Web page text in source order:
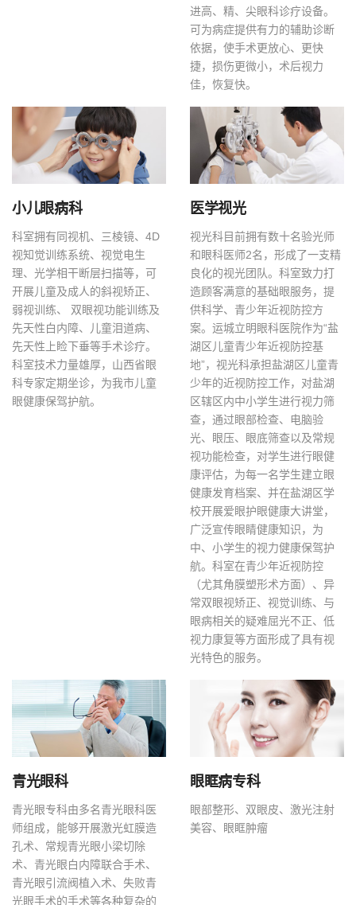
进高、精、尖眼科诊疗设备。
可为病症提供有力的辅助诊断
依据，使手术更放心、更快
捷，损伤更微小，术后视力
佳，恢复快。
小儿眼病科
科室拥有同视机、三棱镜、4D
视知觉训练系统、视觉电生
理、光学相干断层扫描等，可
开展儿童及成人的斜视矫正、
弱视训练、 双眼视功能训练及
先天性白内障、儿童泪道病、
先天性上睑下垂等手术诊疗。
科室技术力量雄厚，山西省眼
科专家定期坐诊，为我市儿童
眼健康保驾护航。
医学视光
视光科目前拥有数十名验光师
和眼科医师2名，形成了一支精
良化的视光团队。科室致力打
造顾客满意的基础眼服务，提
供科学、青少年近视防控方
案。运城立明眼科医院作为“盐
湖区儿童青少年近视防控基
地”，视光科承担盐湖区儿童青
少年的近视防控工作，对盐湖
区辖区内中小学生进行视力筛
查，通过眼部检查、电脑验
光、眼压、眼底筛查以及常规
视功能检查，对学生进行眼健
康评估，为每一名学生建立眼
健康发育档案、并在盐湖区学
校开展爱眼护眼健康大讲堂，
广泛宣传眼睛健康知识，为
中、小学生的视力健康保驾护
航。科室在青少年近视防控
（尤其角膜塑形术方面）、异
常双眼视矫正、视觉训练、与
眼病相关的疑难屈光不正、低
视力康复等方面形成了具有视
光特色的服务。
青光眼科
青光眼专科由多名青光眼科医
师组成，能够开展激光虹膜造
孔术、常规青光眼小梁切除
术、青光眼白内障联合手术、
青光眼引流阀植入术、失败青
光眼手术的手术等各种复杂的
眼眶病专科
眼部整形、双眼皮、激光注射
美容、眼眶肿瘤